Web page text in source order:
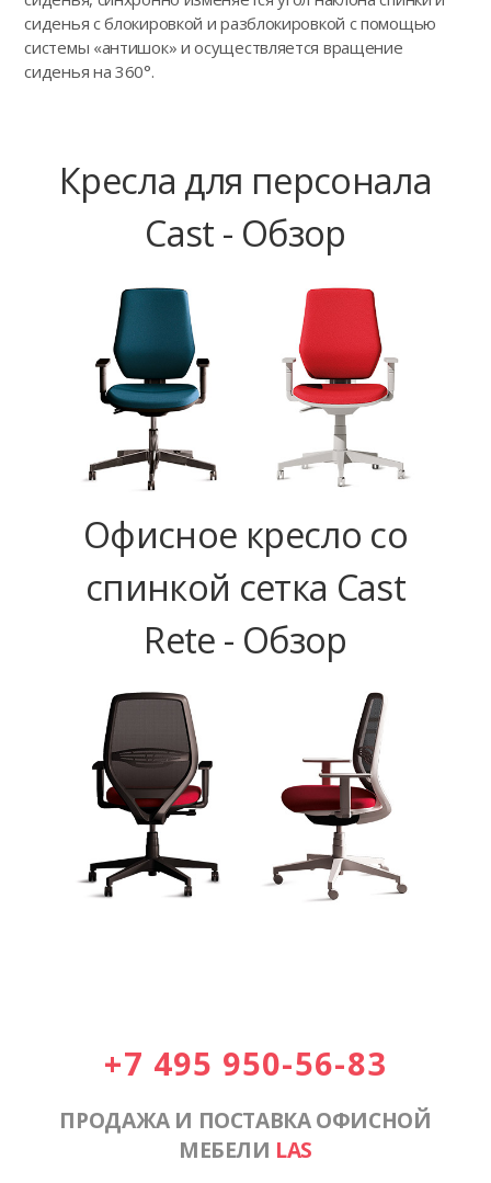
сиденья с блокировкой и разблокировкой с помощью
системы «антишок» и осуществляется вращение
сиденья на 360°.
Кресла для персонала
Cast - Обзор
Офисное кресло со
спинкой сетка Cast
Rete - Обзор
+7 495 950-56-83
ПРОДАЖА И ПОСТАВКА ОФИСНОЙ
МЕБЕЛИ LAS